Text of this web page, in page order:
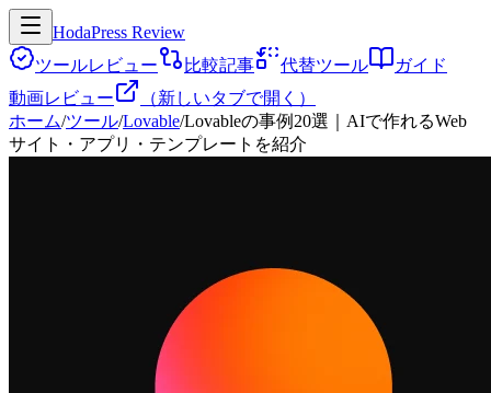
HodaPress Review
ツールレビュー
比較記事 代替ツール
ガイド
動画レビュー
（新しいタブで開く）
ホーム/ツール/Lovable/Lovableの事例20選｜AIで作れるWeb
サイト・アプリ・テンプレートを紹介